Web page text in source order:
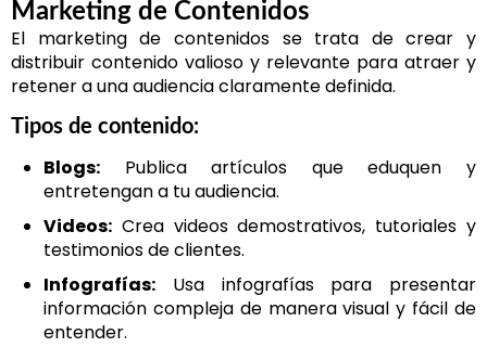
Marketing de Contenidos
El marketing de contenidos se trata de crear y
distribuir contenido valioso y relevante para atraer y
retener a una audiencia claramente definida.
Tipos de contenido:
Blogs: Publica artículos que eduquen y
entretengan a tu audiencia.
Videos: Crea videos demostrativos, tutoriales y
testimonios de clientes.
Infografías: Usa infografías para presentar
información compleja de manera visual y fácil de
entender.